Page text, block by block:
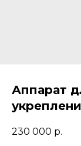
Аппарат
230 000 р.